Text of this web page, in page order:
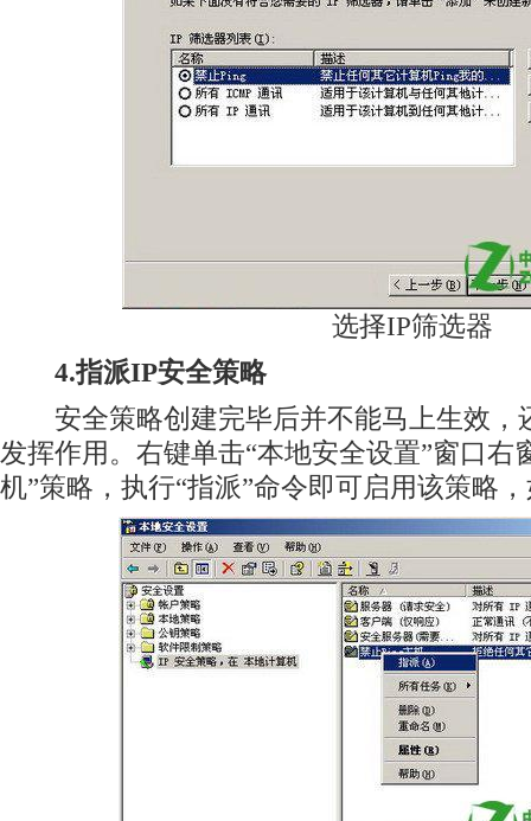
选择IP筛选器
4.指派IP安全策略
安全策略创建完毕后并不能马上生效，
发挥作用。右键单击“本地安全设置”窗口右
机”策略，执行“指派”命令即可启用该策略